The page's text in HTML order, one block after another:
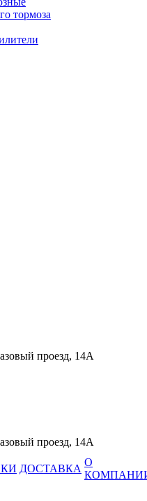
тормоза
проезд, 14А
проезд, 14А
ДОСТАВКА
О